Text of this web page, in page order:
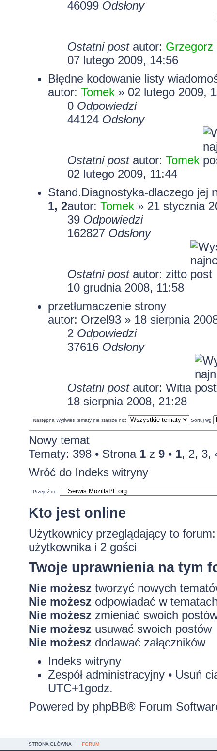
46099 Odsłony
Ostatni post autor: Grzegorz
07 lutego 2009, 14:56
Błędne kodowanie listy
autor: Tomek» 02 lutego 2009,
0 Odpowiedzi
44124 Odsłony
Ostatni post autor: Tomek
02 lutego 2009, 11:44
Stand.Diagnostyka-dlaczego jej
1, 2autor: Tomek» 21 stycznia
39 Odpowiedzi
162827 Odsłony
Ostatni post autor: zitto
10 grudnia 2008, 11:58
przetłumaczenie strony
autor: Orzel93» 18 sierpnia
2 Odpowiedzi
37616 Odsłony
Ostatni post autor: Witia
18 sierpnia 2008, 21:28
Następna Wyświetl tematy nie starsze niż: Sortuj wg
Nowy temat
Tematy: 398 • Strona 1z 9• 1, 2, 3,
Wróć do Indeks witryny
Przejdź do:
Kto jest online
Użytkownicy przeglądający to
użytkownika i 2 gości
Twoje uprawnienia na tym
Nie możesztworzyć nowych
Nie możeszodpowiadać w
Nie możeszzmieniać swoich
Nie możeszusuwać swoich postów
Nie możeszdodawać załączników
Indeks witryny
Zespół administracyjny• Usuń
UTC+1godz.
Powered by phpBB® Forum
STRONA GŁÓWNA FORUM